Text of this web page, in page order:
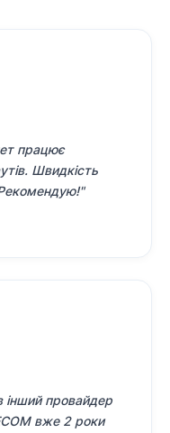
працює
Швидкість
Рекомендую!"
інший провайдер
вже 2 роки